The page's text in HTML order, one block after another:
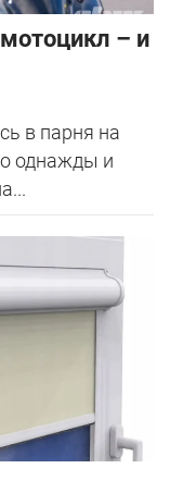
– и
в парня на
однажды и